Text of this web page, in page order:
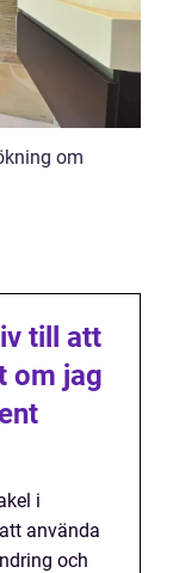
om
till att
om jag
i
använda
och